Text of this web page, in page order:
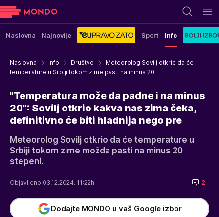
Naslovna Najnovije Sport Info
Naslovna Info Društvo
Meteorolog Sovilj otkrio da će
temperature u Srbiji tokom zime pasti na minus 20
"Temperatura može da padne i na minus
20": Sovilj otkrio kakva nas zima čeka,
definitivno će biti hladnija nego pre
Meteorolog Sovilj otkrio da će temperature u
Srbiji tokom zime možda pasti na minus 20
stepeni.
Objavljeno 03.12.2024. 11:22h 2
Dodajte MONDO u vaš Google izbor